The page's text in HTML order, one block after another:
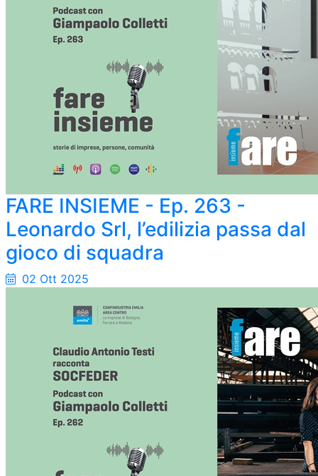
FARE INSIEME - Ep. 263 -
Leonardo Srl, l’edilizia passa dal
gioco di squadra
02 Ott 2025